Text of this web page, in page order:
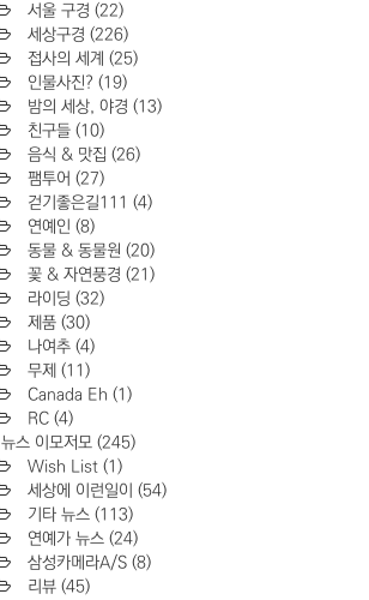
서울 구경 (22)
세상구경 (226)
접사의 세계 (25)
인물사진? (19)
밤의 세상, 야경 (13)
친구들 (10)
음식 & 맛집 (26)
팸투어 (27)
걷기좋은길111 (4)
연예인 (8)
동물 & 동물원 (20)
꽃 & 자연풍경 (21)
라이딩 (32)
제품 (30)
나여추 (4)
무제 (11)
Canada Eh (1)
RC (4)
뉴스 이모저모 (245)
Wish List (1)
세상에 이런일이 (54)
기타 뉴스 (113)
연예가 뉴스 (24)
삼성카메라A/S (8)
리뷰 (45)